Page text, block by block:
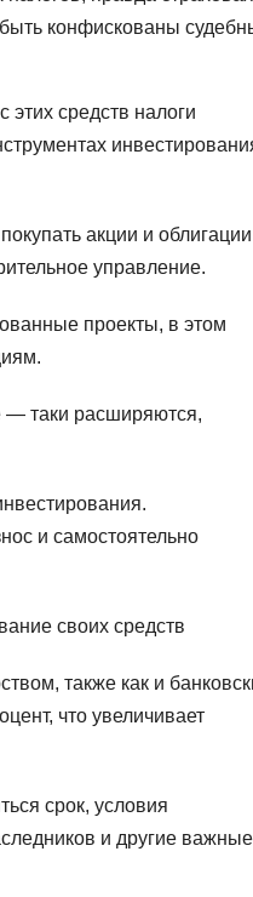
конфискованы
этих средств налоги
акции и
управление.
проекты, в этом
— таки расширяются,
и самостоятельно
своих средств
также как и
что увеличивает
срок, условия
и другие важные